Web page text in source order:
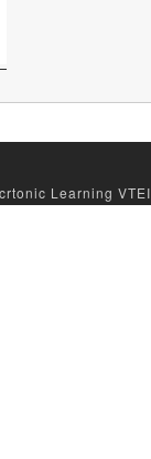
Learning VTEI